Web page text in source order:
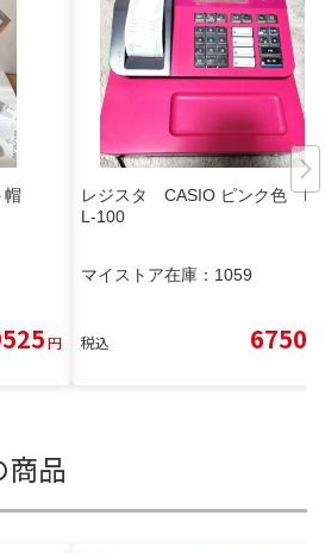
帽
円
レジスタ CASIO ピンク色 N
L-100
マイストア在庫： 1059
税込 6750
品